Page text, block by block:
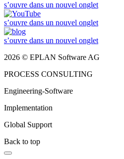
s’ouvre dans un nouvel onglet
s’ouvre dans un nouvel onglet
s’ouvre dans un nouvel onglet
2026 © EPLAN Software AG
PROCESS CONSULTING
Engineering-Software
Implementation
Global Support
Back to top